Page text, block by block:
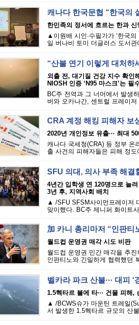
캐나다 한국문협 “한국의
한민족의 정서에 흐르는 한과 신
▲이원배 시인·수필가가 ‘한국
일 버나비 토미 더글러스 도서관
“산불 연기 이렇게 대처하
외출 전, 대기질 건강 지수 확인
NIOSH 인증 ‘N95 마스크’는 필
BC주 전역과 그 너머에서 발생
버와 오카나간, 센트럴 프레이
CRA 계정 해킹 피해자 보
2020년 개인정보 유출··· 최대
캐나다 국세청(CRA) 등 정부 온
출 사건의 피해자들은 피해 정
SFU 의대, 의사 부족 해
4년간 입학생 연 120명으로 늘려
3년 후, 지역사회 배치
▲ /SFU SFSM사이먼프레이저
맞이했다. BC주 제니퍼 화이트
加 카니 총리마저 “인판티
월드컵 운영권 매각 시도 비판
월드컵 운영권 민간 매각을 추
인판티노와 긴밀하게 협력했던
벨카라 파크 산불··· 대피
1.5헥타르 불에 타··· 건물 피해,
▲ /BCWS슈가 마운틴 트레일
서 발생한 1.5헥타르 규모의 산